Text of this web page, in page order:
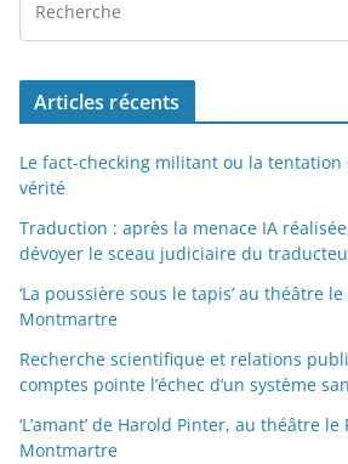
Articles récents
Le fact-checking militant ou la tentation
vérité
Traduction : après la menace IA
dévoyer le sceau judiciaire du
‘La poussière sous le tapis’ au théâtre
Montmartre
Recherche scientifique et relations
comptes pointe l’échec d’un système
‘L’amant’ de Harold Pinter, au théâtre
Montmartre